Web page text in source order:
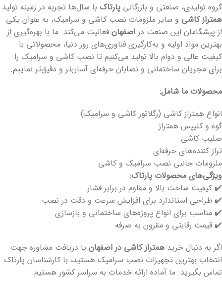
گروه تولیدی، صنعتی و بازرگانی پارتاک با سال‌ها تجربه در زمینه تولید
همتراز کاشی و سایر ملزومات نصب کاشی و سرامیک، به عنوان یکی
از پیشگامان این صنعت در اصفهان فعالیت می‌کند. ما با بهره‌گیری از
بهترین مواد اولیه و به‌کارگیری فناوری‌های روز دنیا، محصولاتی با
کیفیت عالی و دوام بالا تولید می‌کنیم تا نصب کاشی و سرامیک را
برای مجریان ساختمانی و نصابان حرفه‌ای آسان‌تر و دقیق‌تر نماییم.
محصولات ما شامل:
انواع همتراز کاشی (رگلاتور کاشی و سرامیک)
گوه و کلیپس همتراز
صلیب کاشی
تراز کننده‌های حرفه‌ای
ملزومات جانبی نصب سرامیک و کاشی
ویژگی‌های محصولات پارتاک:
✔️ کیفیت ساخت بالا و مقاوم در برابر فشار
✔️ طراحی استاندارد برای افزایش سرعت و دقت در نصب
✔️ مناسب برای انواع پروژه‌های ساختمانی و بازسازی
✔️ قیمت رقابتی و مقرون به صرفه
اگر به دنبال خرید همتراز کاشی در اصفهان یا دریافت مشاوره جهت
انتخاب بهترین تجهیزات نصب سرامیک هستید، با کارشناسان پارتاک
تماس بگیرید. ما آماده ارائه خدمات به سراسر کشور هستیم.